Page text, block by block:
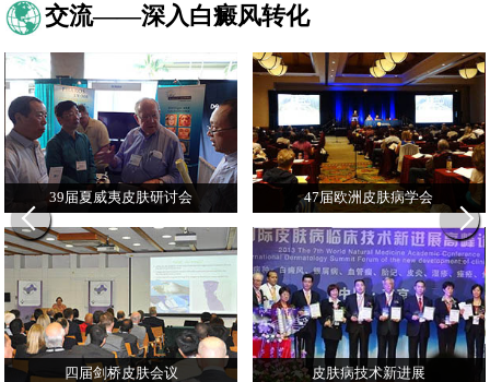
交流——深入白癜风转化
39届夏威夷皮肤研讨会 47届欧洲皮肤病学会
四届剑桥皮肤会议 皮肤病技术新进展